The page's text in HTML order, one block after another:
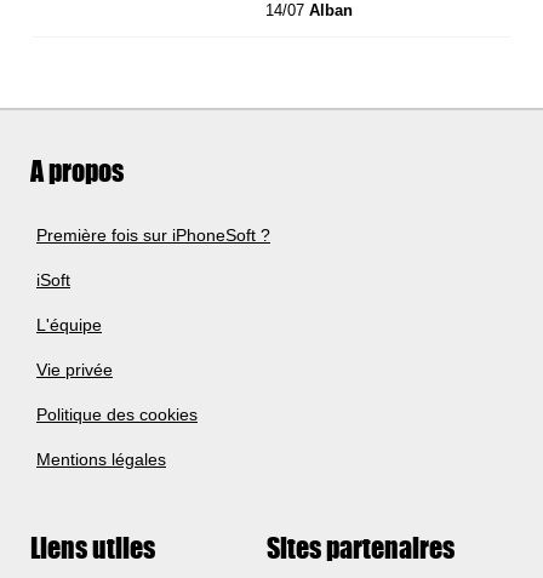
14/07Alban
A propos
Première fois sur iPhoneSoft ?
iSoft
L'équipe
Vie privée
Politique des cookies
Mentions légales
Liens utiles Sites partenaires